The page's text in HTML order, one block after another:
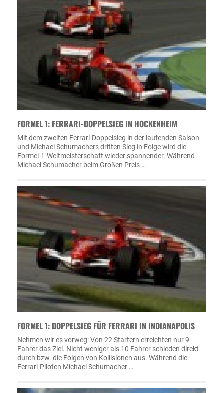
FORMEL 1: FERRARI-DOPPELSIEG IN HOCKENHEIM
Mit dem zweiten Ferrari-Doppelsieg in der laufenden Saison
und Michael Schumachers dritten Sieg in Folge wird die
Formel-1-Weltmeisterschaft wieder spannender. Während
Michael Schumacher beim Großen Preis …
FORMEL 1: DOPPELSIEG FÜR FERRARI IN INDIANAPOLIS
Nehmen wir es vorweg: Von 22 Startern erreichten nur 9
Fahrer das Ziel. Nicht weniger als 10 Fahrer schieden direkt
durch bzw. die Folgen von Kollisionen aus. Während die
Ferrari-Piloten Michael Schumacher …